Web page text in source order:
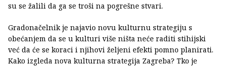
su se žalili da ga se troši na pogrešne stvari.
Gradonačelnik je najavio novu kulturnu strategiju s
obećanjem da se u kulturi više ništa neće raditi stihijski
već da će se koraci i njihovi željeni efekti pomno planirati.
Kako izgleda nova kulturna strategija Zagreba? Tko je